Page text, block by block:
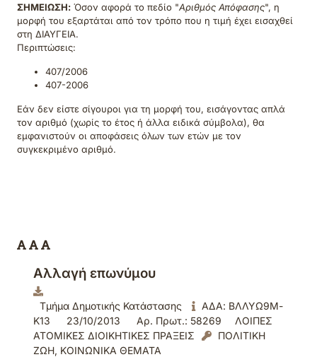
ΣΗΜΕΙΩΣΗ: Όσον αφορά το πεδίο "Αριθμός Απόφασης", η
μορφή του εξαρτάται από τον τρόπο που η τιμή έχει εισαχθεί
στη ΔΙΑΥΓΕΙΑ.
Περιπτώσεις:
407/2006
407-2006
Εάν δεν είστε σίγουροι για τη μορφή του, εισάγοντας απλά
τον αριθμό (χωρίς το έτος ή άλλα ειδικά σύμβολα), θα
εμφανιστούν οι αποφάσεις όλων των ετών με τον
συγκεκριμένο αριθμό.
Αλλαγή επωνύμου
Τμήμα Δημοτικής Κατάστασης
ΑΔΑ: ΒΛΛΥΩ9Μ-
Κ13
23/10/2013 Αρ. Πρωτ.: 58269
ΛΟΙΠΕΣ
ΑΤΟΜΙΚΕΣ ΔΙΟΙΚΗΤΙΚΕΣ ΠΡΑΞΕΙΣ
ΠΟΛΙΤΙΚΗ
ΖΩΗ, ΚΟΙΝΩΝΙΚΑ ΘΕΜΑΤΑ